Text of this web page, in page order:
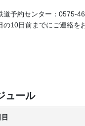
道予約センター：0575-
の10日前までにご連絡
ュール